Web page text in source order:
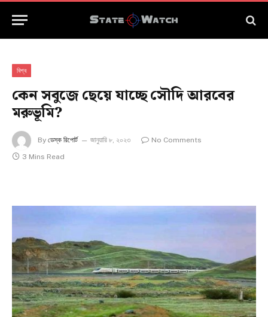
বিশ্ব
কেন সবুজে ছেয়ে যাচ্ছে সৌদি আরবের
মরুভূমি?
By ডেস্ক রিপোর্ট জানুয়ারি ৮, ২০২৩
No Comments
3 Mins Read